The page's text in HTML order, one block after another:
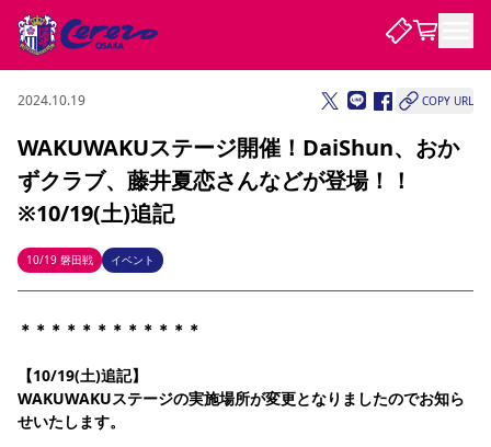
試合・チーム
試合について
試合日程 / 結果 順位表
チームについて
アカデミー
ハナサカプレーヤー
観戦する
チケット
チケット情報 販売スケジュール 価格・席種 購入方法
特定興行入場券
譲渡サービス
観戦ガイド
初めて観戦ガイド キッズ向けサービス グルメ
マッチデープログラム
観戦マナー&ルール
クラブを知る
セレッソ大阪について
クラブ紹介 沿革
サポートする
ファンクラブ
ファンクラブ
ニュース
2024.10.19 COPY URL
WAKUWAKUステージ開催！DaiShun、おか
ずクラブ、藤井夏恋さんなどが登場！！
※10/19(土)追記
10/19 磐田戦 イベント
＊＊＊＊＊＊＊＊＊＊＊＊
【10/19(土)追記】
WAKUWAKUステージの実施場所が変更となりましたのでお知ら
せいたします。